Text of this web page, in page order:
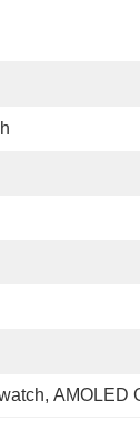
, AMOLED